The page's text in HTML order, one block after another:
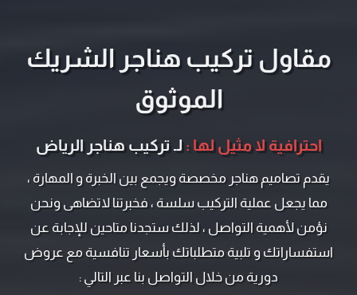
مقاول تركيب هناجر الشريك
الموثوق
احترافية لا مثيل لها : لـ تركيب هناجر الرياض
يقدم تصاميم هناجر مخصصة ويجمع بين الخبرة و المهارة ،
مما يجعل عملية التركيب سلسة ، فخبرتنا لاتضاهى ونحن
نؤمن لأهمية التواصل ، لذلك ستجدنا متاحين للإجابة عن
استفساراتك و تلبية متطلباتك بأسعار تنافسية مع عروض
دورية من خلال التواصل بنا عبر التالي :